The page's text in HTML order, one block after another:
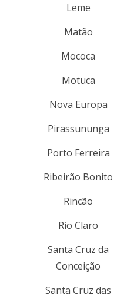
Leme
Matão
Mococa
Motuca
Nova Europa
Pirassununga
Porto Ferreira
Ribeirão Bonito
Rincão
Rio Claro
Santa Cruz da
Conceição
Santa Cruz das